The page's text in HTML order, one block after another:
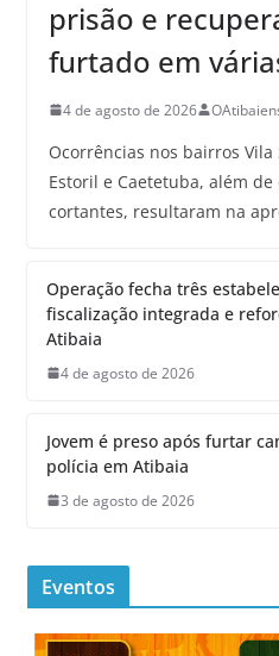
prisão e
furtado em
4 de agosto de 2026
Ocorrências nos bairros Vila
Estoril e Caetetuba, além
cortantes, resultaram na
Operação fecha três
fiscalização integrada e
Atibaia
4 de agosto de 2026
Jovem é preso após furtar
polícia em Atibaia
3 de agosto de 2026
Eventos